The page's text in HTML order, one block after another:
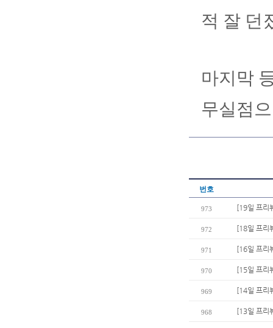
적 잘 던
마지막
무실점
번호
973 [19일 프리
972 [18일 프리
971 [16일 프리
970 [15일 프리
969 [14일 프리
968 [13일 프리